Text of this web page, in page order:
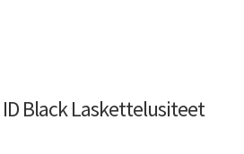
Black Laskettelusiteet